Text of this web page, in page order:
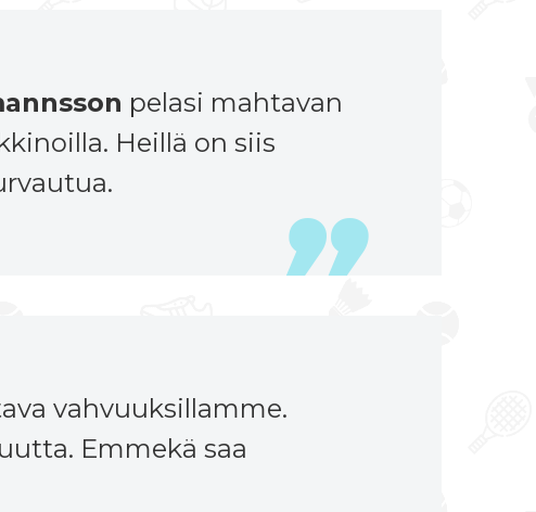
pelasi mahtavan
Heillä on siis
vahvuuksillamme.
Emmekä saa